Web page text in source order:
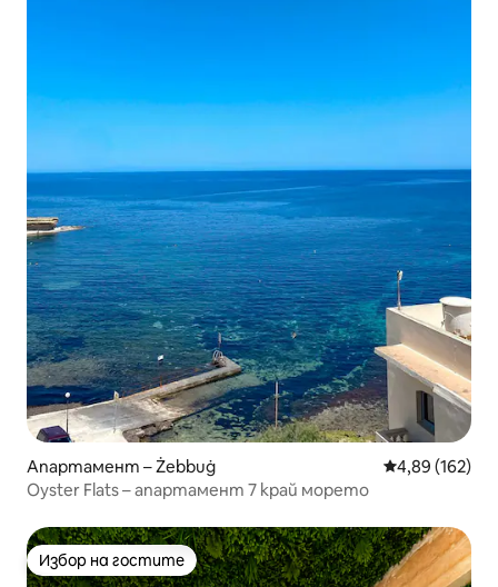
Апартамент – Żebbuġ Средна
4,89 (162)
Oyster Flats – апартамент 7 край морето
Избор на гостите
Избор на гостите